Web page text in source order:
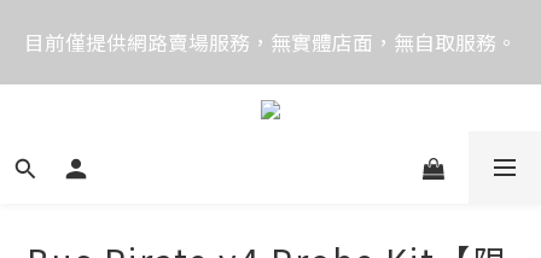
價格均含稅，下單享優惠！歡迎大量採購，由專人提供
專案報價。
目前僅提供網路賣場服務，無實體店面，無自取服務。
目前電話系統異常，暫時無法正常接聽來電，請改播